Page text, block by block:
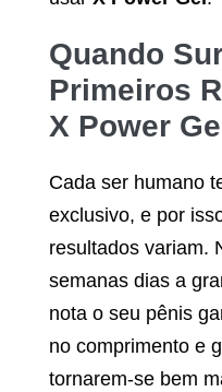
Quando
Primeiros
X Power
Cada ser humano
exclusivo, e por
resultados variam.
semanas dias a
nota o seu pênis
no comprimento e
tornarem-se bem